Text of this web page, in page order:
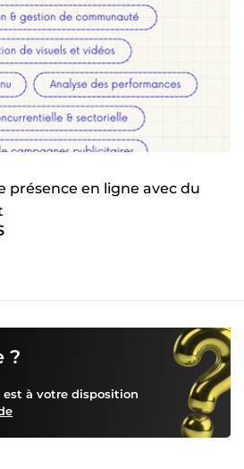
présence en ligne avec du
?
à votre disposition